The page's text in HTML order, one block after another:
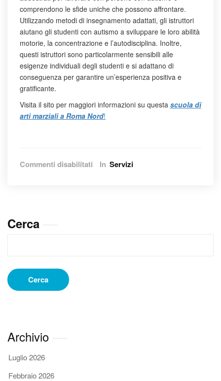
comprendono le sfide uniche che possono affrontare.
Utilizzando metodi di insegnamento adattati, gli istruttori
aiutano gli studenti con autismo a sviluppare le loro abilità
motorie, la concentrazione e l’autodisciplina. Inoltre,
questi istruttori sono particolarmente sensibili alle
esigenze individuali degli studenti e si adattano di
conseguenza per garantire un’esperienza positiva e
gratificante.
Visita il sito per maggiori informazioni su questa scuola di
arti marziali a Roma Nord!
Commenti disabilitati suIn Servizi
Cerca
Cerca
Archivio
Luglio 2026
Febbraio 2026